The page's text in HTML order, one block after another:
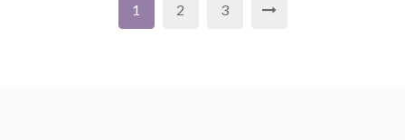
1 2 3